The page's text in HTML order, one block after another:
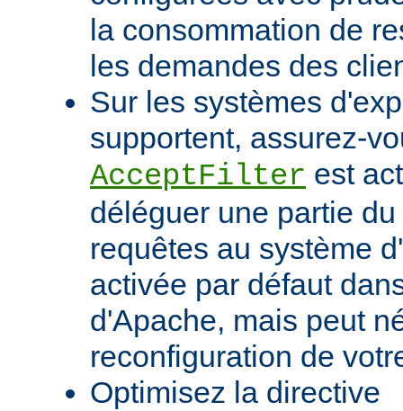
la consommation de
les demandes des
Sur les systèmes
supportent, assurez-
AcceptFilter est
déléguer une partie
requêtes au système
activée par défaut
d'Apache, mais peut
reconfiguration de
Optimisez la directive